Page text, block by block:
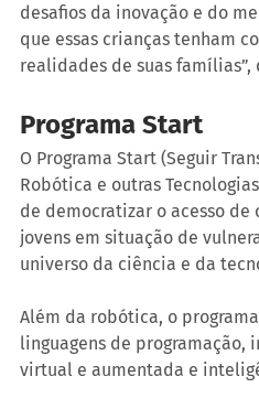
desafios da inovação e do
que essas crianças tenham
realidades de suas famílias”,
Programa Start
O Programa Start (Seguir
Robótica e outras
de democratizar o acesso de
jovens em situação de
universo da ciência e da
Além da robótica, o
linguagens de programação,
virtual e aumentada e